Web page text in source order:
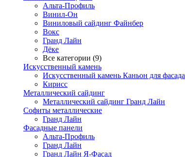
Альта-Профиль
Винил-Он
Виниловый сайдинг Файнбер
Вокс
Гранд Лайн
Дёке
Все категории (9)
Искусственный камень
Искусственный камень Каньон для фасада
Кирисс
Металлический сайдинг
Металлический сайдинг Гранд Лайн
Софиты металлические
Гранд Лайн
Фасадные панели
Альта-Профиль
Гранд Лайн
Гранд Лайн Я-Фасад